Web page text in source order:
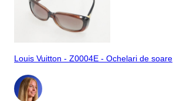
Louis Vuitton - Z0004E - Ochelari de soare